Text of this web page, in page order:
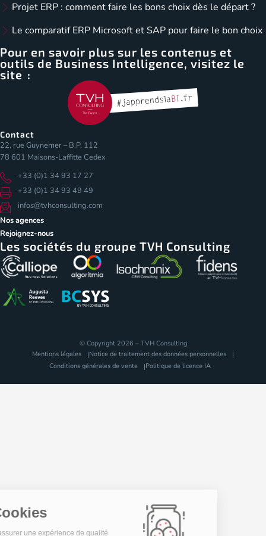
Projet ERP : comment faire les bons choix dès le départ ?
Le comparatif ERP Microsoft et SAP pour faire le bon choix
Pour en savoir plus sur les contenus et
outils de Business Intelligence, visitez le
site :
Contact
22, rue Guynemer – B.P. 112
78 601 Maisons-Laffitte Cedex
+33 (0)1 34 93 17 27
+33 (0)1 34 93 49 49
infos@tvhconsulting.com
Nos agences
Rejoignez-nous
Les sociétés du groupe TVH Consulting
© Copyright 2026 – TVH Consulting
Mentions légales
Notice de traitement des données personnelles
Conditions générales de vente
Politique de licence IA
Les Cookies
Pour vous assurer une expérience de qualité